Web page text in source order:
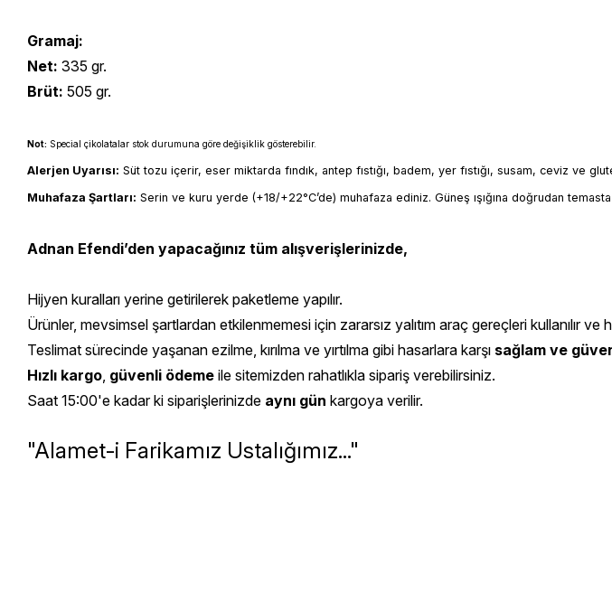
Gramaj:
Net: 335 gr.
Brüt: 505 gr.
Not: Special çikolatalar stok durumuna göre değişiklik gösterebilir.
Alerjen Uyarısı: Süt tozu içerir, eser miktarda fındık, antep fıstığı, badem, yer fıstığı, susam, ceviz ve
Muhafaza Şartları: Serin ve kuru yerde (+18/+22°C’de) muhafaza ediniz. Güneş ışığına doğrudan temasta
Adnan Efendi’den yapacağınız tüm alışverişlerinizde,
Hijyen kuralları yerine getirilerek paketleme yapılır.
Ürünler, mevsimsel şartlardan etkilenmemesi için zararsız yalıtım araç gereçleri kullanılır
Teslimat sürecinde yaşanan ezilme, kırılma ve yırtılma gibi hasarlara karşı sağlam ve
Hızlı kargo, güvenli ödeme ile sitemizden rahatlıkla sipariş verebilirsiniz.
Saat 15:00'e kadar ki siparişlerinizde aynı gün kargoya verilir.
"Alamet-i Farikamız Ustalığımız..."